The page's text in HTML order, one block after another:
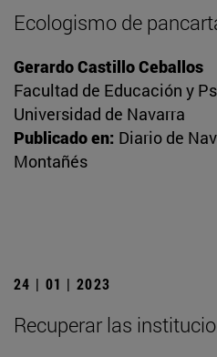
Ecologismo de
Gerardo Castillo Ceballos
Facultad de Educación y
Universidad de Navarra
Publicado en: Diario de
Montañés
24 | 01 | 2023
Recuperar las